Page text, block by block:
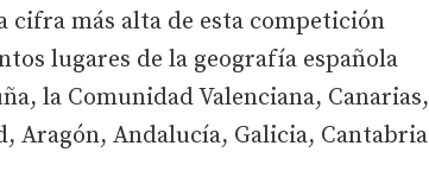
cifra más alta de esta competición
lugares de la geografía española
la Comunidad Valenciana, Canarias,
Aragón, Andalucía, Galicia, Cantabria